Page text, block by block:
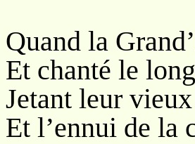
Quand la
Et chanté le
Jetant leur
Et l’ennui de la